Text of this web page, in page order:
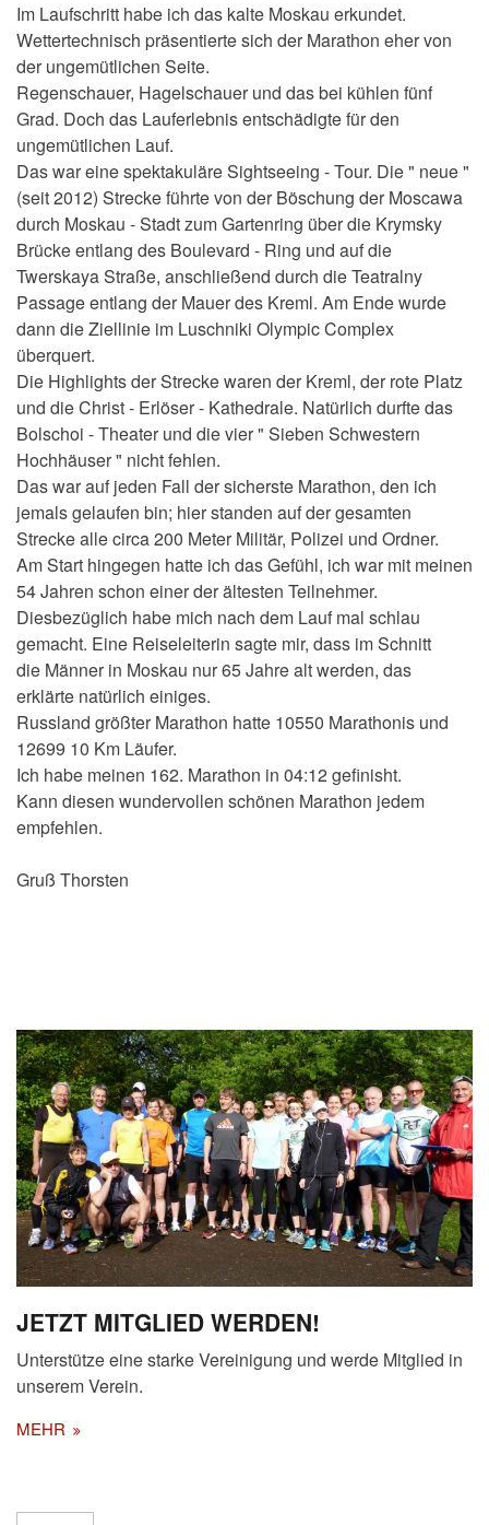
Im Laufschritt habe ich das kalte Moskau erkundet.
Wettertechnisch präsentierte sich der Marathon eher von
der ungemütlichen Seite.
Regenschauer, Hagelschauer und das bei kühlen fünf
Grad. Doch das Lauferlebnis entschädigte für den
ungemütlichen Lauf.
Das war eine spektakuläre Sightseeing - Tour. Die " neue "
(seit 2012) Strecke führte von der Böschung der Moscawa
durch Moskau - Stadt zum Gartenring über die Krymsky
Brücke entlang des Boulevard - Ring und auf die
Twerskaya Straße, anschließend durch die Teatralny
Passage entlang der Mauer des Kreml. Am Ende wurde
dann die Ziellinie im Luschniki Olympic Complex
überquert.
Die Highlights der Strecke waren der Kreml, der rote Platz
und die Christ - Erlöser - Kathedrale. Natürlich durfte das
Bolschoi - Theater und die vier " Sieben Schwestern
Hochhäuser " nicht fehlen.
Das war auf jeden Fall der sicherste Marathon, den ich
jemals gelaufen bin; hier standen auf der gesamten
Strecke alle circa 200 Meter Militär, Polizei und Ordner.
Am Start hingegen hatte ich das Gefühl, ich war mit meinen
54 Jahren schon einer der ältesten Teilnehmer.
Diesbezüglich habe mich nach dem Lauf mal schlau
gemacht. Eine Reiseleiterin sagte mir, dass im Schnitt
die Männer in Moskau nur 65 Jahre alt werden, das
erklärte natürlich einiges.
Russland größter Marathon hatte 10550 Marathonis und
12699 10 Km Läufer.
Ich habe meinen 162. Marathon in 04:12 gefinisht.
Kann diesen wundervollen schönen Marathon jedem
empfehlen.
Gruß Thorsten
JETZT MITGLIED WERDEN!
Unterstütze eine starke Vereinigung und werde Mitglied in
unserem Verein.
MEHR